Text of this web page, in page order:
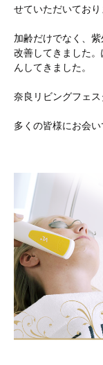
せていただいており
加齢だけでなく、
改善してきました
んしてきました。
奈良リビングフェス
多くの皆様にお会